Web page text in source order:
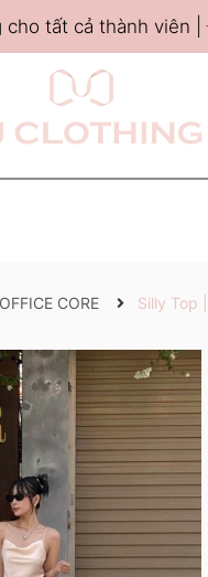
cho tất cả thành viên |
CORE Silly Top